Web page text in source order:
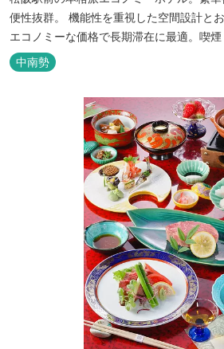
便性抜群。 機能性を重視した空間設計と
エコノミーな価格で長期滞在に最適。喫
ただけます。 無料サービス ・３０種類以上の和洋朝食ビュッフェ
（6:30～9:30） ・アルコールも無料のウ
（18:00～20:00）
中南勢